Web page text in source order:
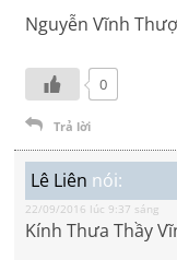
Nguyễn Vĩnh
0
Trả lời
Lê Liên nói:
22/09/2016 lúc 9:37 sáng
Kính Thưa Thầy